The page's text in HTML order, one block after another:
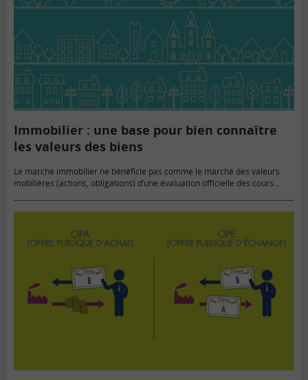
Immobilier : une base pour bien connaître
les valeurs des biens
Le marché immobilier ne bénéficie pas comme le marché des valeurs
mobilières (actions, obligations) d’une évaluation officielle des cours